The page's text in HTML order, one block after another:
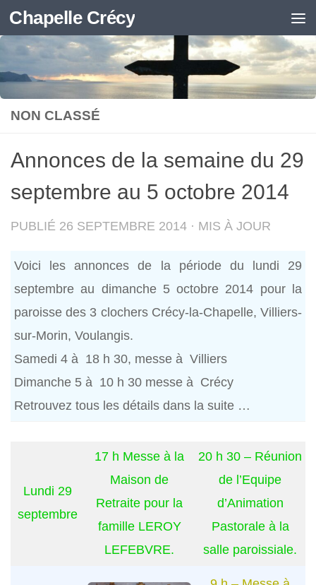
Skip to content
Chapelle Crécy
NON CLASSÉ
Annonces de la semaine du 29
septembre au 5 octobre 2014
PUBLIÉ 26 SEPTEMBRE 2014 · MIS À JOUR
Voici les annonces de la période du lundi 29
septembre au dimanche 5 octobre 2014 pour la
paroisse des 3 clochers Crécy-la-Chapelle, Villiers-
sur-Morin, Voulangis.
Samedi 4 à 18 h 30, messe à Villiers
Dimanche 5 à 10 h 30 messe à Crécy
Retrouvez tous les détails dans la suite …
Lundi 29
septembre
17 h Messe à la
Maison de
Retraite pour la
famille LEROY
LEFEBVRE.
20 h 30 – Réunion
de l’Equipe
d’Animation
Pastorale à la
salle paroissiale.